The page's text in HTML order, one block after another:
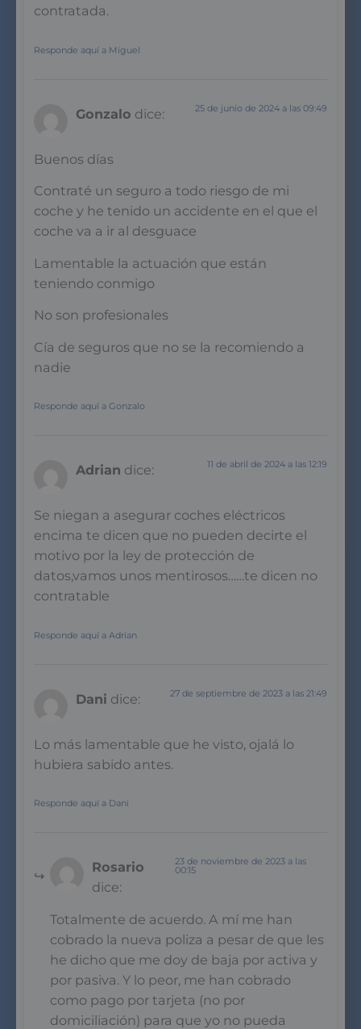
contratada.
Responde aquí a Miguel
Gonzalo dice: 25 de junio de 2024 a las 09:49
Buenos días
Contraté un seguro a todo riesgo de mi
coche y he tenido un accidente en el que el
coche va a ir al desguace
Lamentable la actuación que están
teniendo conmigo
No son profesionales
Cía de seguros que no se la recomiendo a
nadie
Responde aquí a Gonzalo
Adrian dice: 11 de abril de 2024 a las 12:19
Se niegan a asegurar coches eléctricos
encima te dicen que no pueden decirte el
motivo por la ley de protección de
datos,vamos unos mentirosos……te dicen no
contratable
Responde aquí a Adrian
Dani dice: 27 de septiembre de 2023 a las 21:49
Lo más lamentable que he visto, ojalá lo
hubiera sabido antes.
Responde aquí a Dani
Rosario
dice:
23 de noviembre de 2023 a las
00:15
Totalmente de acuerdo. A mí me han
cobrado la nueva poliza a pesar de que les
he dicho que me doy de baja por activa y
por pasiva. Y lo peor, me han cobrado
como pago por tarjeta (no por
domiciliación) para que yo no pueda